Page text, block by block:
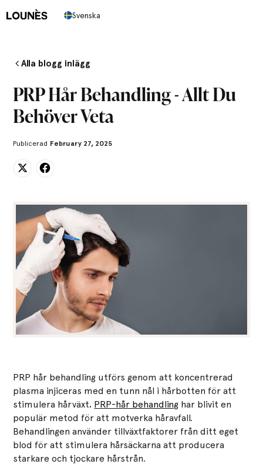
Svenska
Alla blogg inlägg
PRP Hår Behandling - Allt Du
Behöver Veta
Publicerad February 27, 2025
PRP hår behandling utförs genom att koncentrerad
plasma injiceras med en tunn nål i hårbotten för att
stimulera hårväxt. PRP-hår behandling har blivit en
populär metod för att motverka håravfall.
Behandlingen använder tillväxtfaktorer från ditt eget
blod för att stimulera hårsäckarna att producera
starkare och tjockare hårstrån.